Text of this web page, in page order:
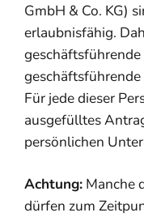
GmbH & Co. KG)
erlaubnisfähig.
Für jede dieser
ausgefülltes
persönlichen
Achtung: Manche
dürfen zum